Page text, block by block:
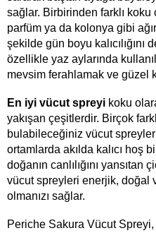
sağlar. Birbirinden farklı
parfüm ya da kolonya gibi
şekilde gün boyu kalıcılığını
özellikle yaz aylarında
mevsim ferahlamak ve güzel
En iyi vücut spreyi koku
yakışan çeşitlerdir. Birçok
bulabileceğiniz vücut
ortamlarda akılda kalıcı hoş
doğanın canlılığını yansıtan
vücut spreyleri enerjik, doğal
olmanızı sağlar.
Periche Sakura Vücut